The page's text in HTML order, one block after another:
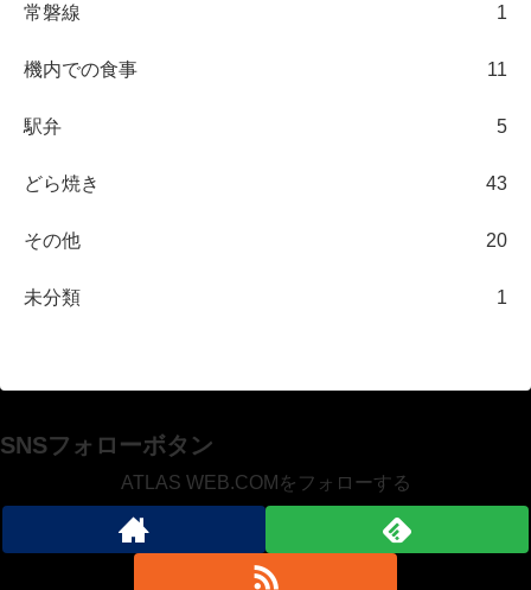
常磐線 1
機内での食事 11
駅弁 5
どら焼き 43
その他 20
未分類 1
SNSフォローボタン
ATLAS WEB.COMをフォローする